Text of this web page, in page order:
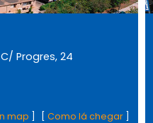
Progres, 24
Como lá chegar]
map